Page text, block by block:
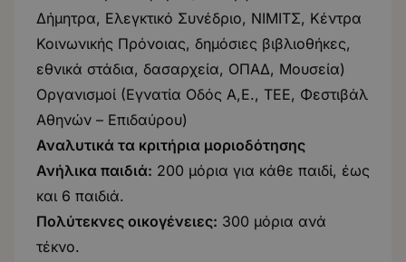
Δήμητρα, Ελεγκτικό Συνέδριο, ΝΙΜΙΤΣ, Κέντρα
Κοινωνικής Πρόνοιας, δημόσιες βιβλιοθήκες,
εθνικά στάδια, δασαρχεία, ΟΠΑΔ, Μουσεία)
Οργανισμοί (Εγνατία Οδός Α,Ε., ΤΕΕ, Φεστιβάλ
Αθηνών – Επιδαύρου)
Αναλυτικά τα κριτήρια μοριοδότησης
Ανήλικα παιδιά: 200 μόρια για κάθε παιδί, έως
και 6 παιδιά.
Πολύτεκνες οικογένειες: 300 μόρια ανά
τέκνο.